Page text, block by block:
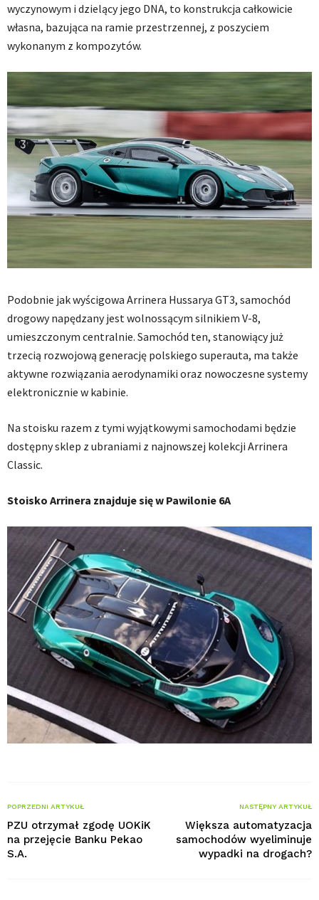
wyczynowym i dzielący jego DNA, to konstrukcja całkowicie
własna, bazująca na ramie przestrzennej, z poszyciem
wykonanym z kompozytów.
Podobnie jak wyścigowa Arrinera Hussarya GT3, samochód
drogowy napędzany jest wolnossącym silnikiem V-8,
umieszczonym centralnie. Samochód ten, stanowiący już
trzecią rozwojową generację polskiego superauta, ma także
aktywne rozwiązania aerodynamiki oraz nowoczesne systemy
elektronicznie w kabinie.
Na stoisku razem z tymi wyjątkowymi samochodami będzie
dostępny sklep z ubraniami z najnowszej kolekcji Arrinera
Classic.
Stoisko Arrinera znajduje się w Pawilonie 6A
POPRZEDNI ARTYKUŁ
PZU otrzymał zgodę UOKiK
na przejęcie Banku Pekao
S.A.
NASTĘPNY ARTYKUŁ
Większa automatyzacja
samochodów wyeliminuje
wypadki na drogach?